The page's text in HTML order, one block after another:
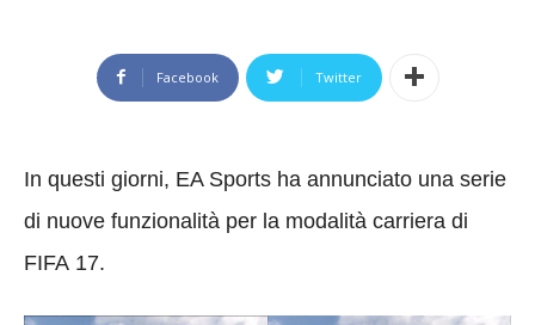
Facebook Twitter
In questi giorni, EA Sports ha annunciato una serie
di nuove funzionalità per la modalità carriera di
FIFA 17.